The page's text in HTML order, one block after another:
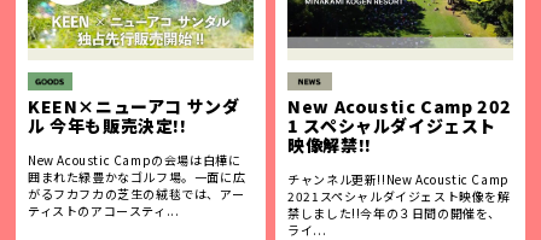
KEEN×ニューアコ サンダ
ル 今年も販売決定!!
New Acoustic Campの会場は白樺に
囲まれた緑豊かなゴルフ場。一面に広
がるフカフカの芝生の絨毯では、アー
ティストのアコースティ...
New Acoustic Camp 202
1 スペシャルダイジェスト
映像解禁!!
チャンネル更新!!New Acoustic Camp
2021スペシャルダイジェスト映像を解
禁しました!!今年の３日間の開催を、
ライ...